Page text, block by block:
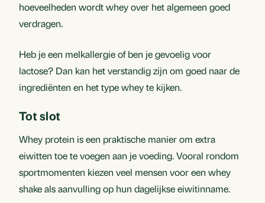
hoeveelheden wordt whey over het algemeen goed
verdragen.
Heb je een melkallergie of ben je gevoelig voor
lactose? Dan kan het verstandig zijn om goed naar de
ingrediënten en het type whey te kijken.
Tot slot
Whey protein is een praktische manier om extra
eiwitten toe te voegen aan je voeding. Vooral rondom
sportmomenten kiezen veel mensen voor een whey
shake als aanvulling op hun dagelijkse eiwitinname.